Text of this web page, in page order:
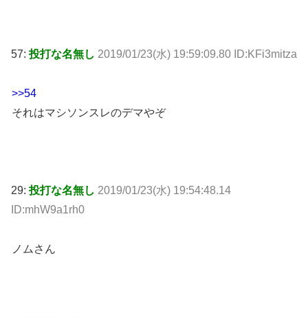
57:投打な名無し 2019/01/23(水) 19:59:09.80 ID:KFi3mitza
>>54
それはマシソンスレのデマやぞ
29:投打な名無し 2019/01/23(水) 19:54:48.14
ID:mhW9a1rh0
ノムさん